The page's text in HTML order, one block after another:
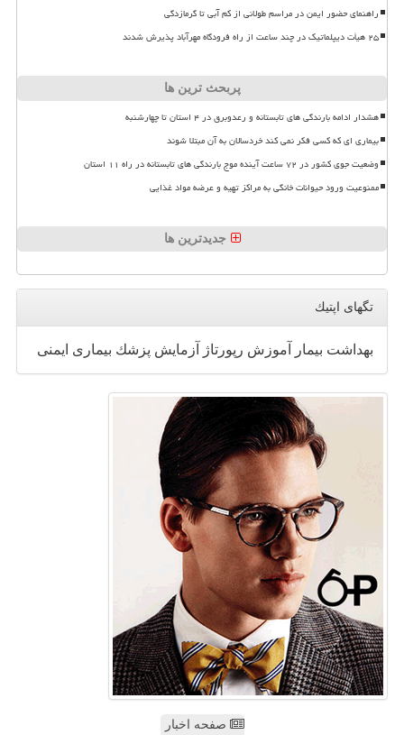
راهنمای حضور ایمن در مراسم طولانی از کم آبی تا گرمازدگی
۲۵ هیأت دیپلماتیک در چند ساعت از راه فرودگاه مهرآباد پذیرش شدند
پربحث ترین ها
هشدار ادامه بارندگی های تابستانه و رعدوبرق در ۴ استان تا چهارشنبه
بیماری ای که کسی فکر نمی کند خردسالان به آن مبتلا شوند
وضعیت جوی کشور در ۷۲ ساعت آینده موج بارندگی های تابستانه در راه ۱۱ استان
ممنوعیت ورود حیوانات خانگی به مراکز تهیه و عرضه مواد غذایی
جدیدترین ها
تگهای اپتیك
بهداشت بیمار آموزش رپورتاژ آزمایش پزشك بیماری ایمنی
صفحه اخبار